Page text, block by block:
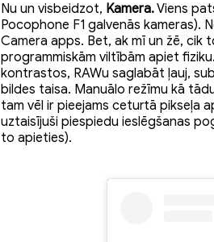
Nu un visbeidzot, Kamera.Viens
Pocophone F1 galvenās kameras).
Camera apps. Bet, ak mī un žē, cik
programmiskām viltībām apiet
kontrastos, RAWu saglabāt ļauj,
bildes taisa. Manuālo režīmu kā
tam vēl ir pieejams ceturtā pikseļa
uztaisījuši piespiedu ieslēgšanas
to apieties).